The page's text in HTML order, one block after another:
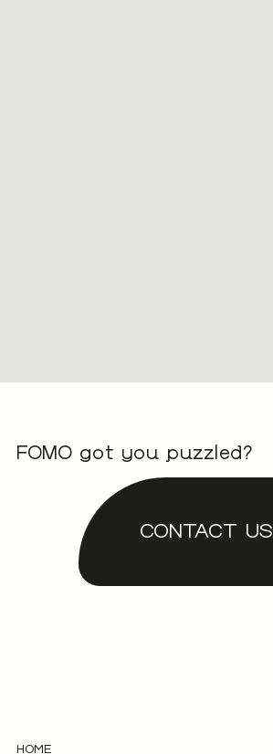
FOMO got you puzzled?
CONTACT US
HOME